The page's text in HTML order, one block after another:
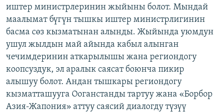
ЭЖЕ-СИҢДИЛЕР
ЫҢГАЙСЫЗ СУРООЛОР
ОНЛАЙН ШЕРИНЕ
ЭЕ/АРнун бардык сайттары
иштер министрлеринин жыйыны болот. Мындай
маалымат бүгүн тышкы иштер министрлигинин
басма сөз кызматынан алынды. Жыйында уюмдун
ушул жылдын май айында кабыл алынган
чечимдеринин аткарылышы жана региондогу
коопсуздук, эл аралык саясат боюнча пикир
алышуу болот. Андан тышкары региондогу
кызматташууга Ооганстанды тартуу жана «Борбор
Азия-Жапония» аттуу саясий диалогду түзүү